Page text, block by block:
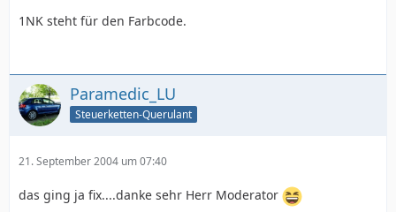
1NK steht für den Farbcode.
Paramedic_LU
Steuerketten-Querulant
21. September 2004 um 07:40
das ging ja fix....danke sehr Herr Moderator